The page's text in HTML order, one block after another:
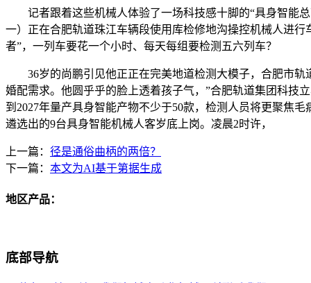
记者跟着这些机械人体验了一场科技感十脚的“具身智能总
一）正在合肥轨道珠江车辆段使用库检修地沟操控机械人进
者”，一列车要花一个小时、每天每组要检测五六列车？
36岁的尚鹏引见他正正在完美地道检测大模子，合肥市轨
婚配需求。他圆乎乎的脸上透着孩子气，”合肥轨道集团科技
到2027年量产具身智能产物不少于50款，检测人员将更聚焦
遴选出的9台具身智能机械人客岁底上岗。凌晨2时许，
上一篇： 径是通俗曲柄的两倍？
下一篇： 本文为AI基于第据生成
地区产品：
底部导航